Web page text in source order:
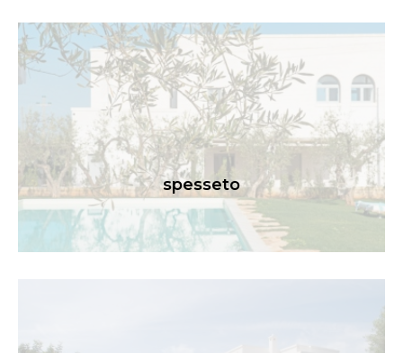
spesseto